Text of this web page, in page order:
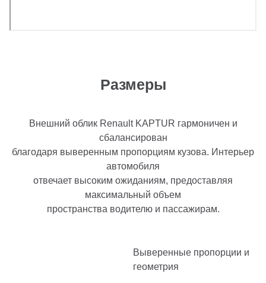
Размеры
Внешний облик Renault KAPTUR гармоничен и
сбалансирован
благодаря выверенным пропорциям кузова. Интерьер
автомобиля
отвечает высоким ожиданиям, предоставляя
максимальный объем
пространства водителю и пассажирам.
Выверенные пропорции и
геометрия